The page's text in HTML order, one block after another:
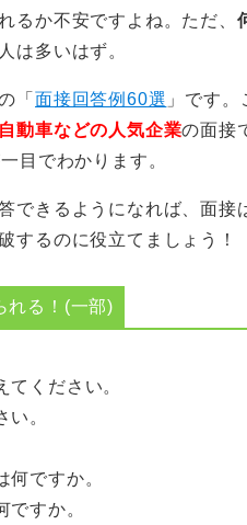
も、表情や仕草から他人に
。私自身もそういわれた経
として使うのは、自己分析
にある具体的な特性やエピ
目指しましょう。
るか不安ですよね。ただ、
人は多いはず。
「 面接回答例60選 」です。
動車などの人気企業の面接
目でわかります。
できるようになれば、面接
するのに役立てましょう！
れる！(一部)
てください。
い。
何ですか。
ですか。